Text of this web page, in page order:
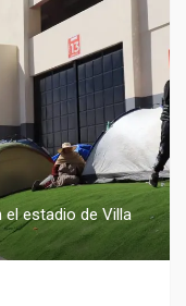
el estadio de Villa